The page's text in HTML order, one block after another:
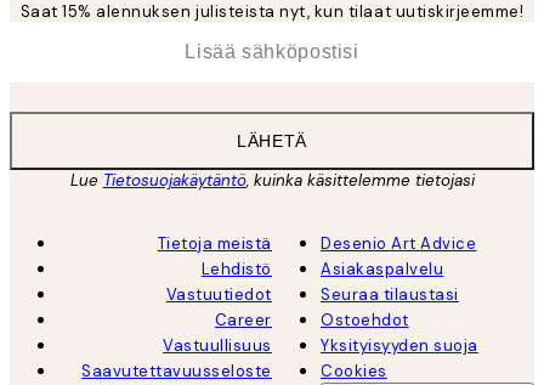
Saat 15% alennuksen julisteista nyt, kun tilaat uutiskirjeemme!
LÄHETÄ
Lue Tietosuojakäytäntö, kuinka käsittelemme tietojasi
Tietoja meistä
Lehdistö
Vastuutiedot
Career
Vastuullisuus
Saavutettavuusseloste
Desenio Art Advice
Asiakaspalvelu
Seuraa tilaustasi
Ostoehdot
Yksityisyyden suoja
Cookies